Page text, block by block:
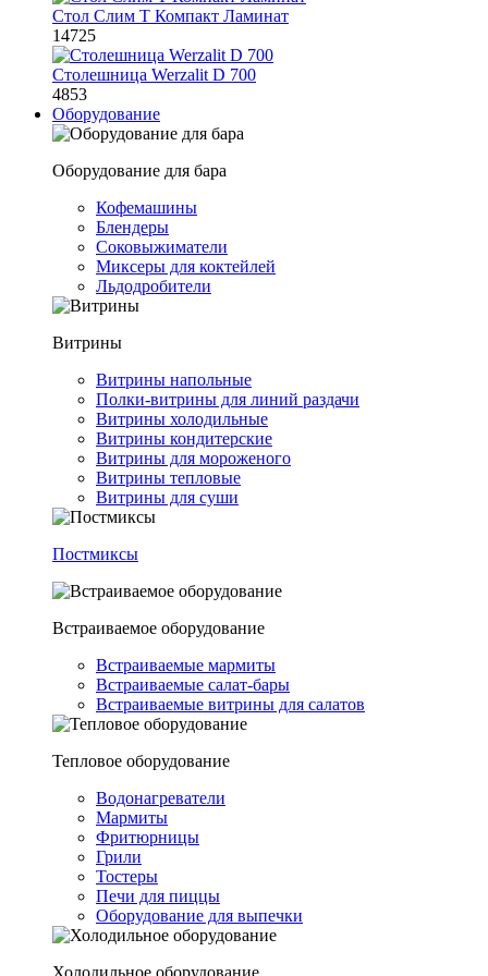
Стол Слим Т Компакт Ламинат
14725
Столешница Werzalit D 700
4853
Оборудование
Оборудование для бара
Кофемашины
Блендеры
Соковыжиматели
Миксеры для коктейлей
Льдодробители
Витрины
Витрины напольные
Полки-витрины для линий раздачи
Витрины холодильные
Витрины кондитерские
Витрины для мороженого
Витрины тепловые
Витрины для суши
Постмиксы
Встраиваемое оборудование
Встраиваемые мармиты
Встраиваемые салат-бары
Встраиваемые витрины для салатов
Тепловое оборудование
Водонагреватели
Мармиты
Фритюрницы
Грили
Тостеры
Печи для пиццы
Оборудование для выпечки
Холодильное оборудование